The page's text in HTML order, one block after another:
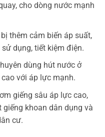
cho dòng nước mạnh
thêm cảm biến áp suất,
dụng, tiết kiệm điện.
dùng hút nước ở
với áp lực mạnh.
giếng sâu áp lực cao,
giếng khoan dân dụng và
cư.